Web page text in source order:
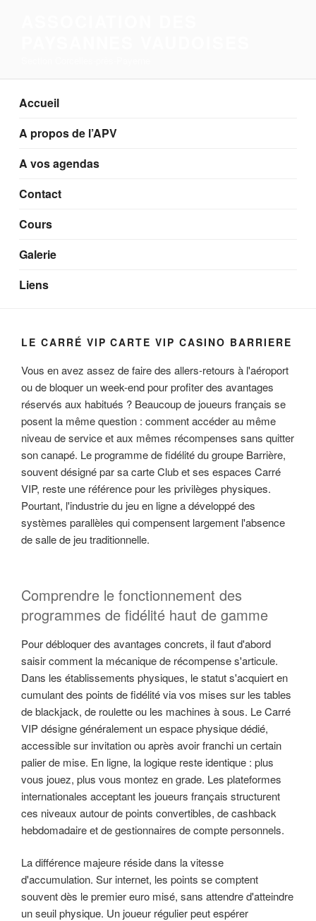
Accueil
A propos de l’APV
A vos agendas
Contact
Cours
Galerie
Liens
LE CARRÉ VIP CARTE VIP CASINO BARRIERE
Vous en avez assez de faire des allers-retours à l'aéroport
ou de bloquer un week-end pour profiter des avantages
réservés aux habitués ? Beaucoup de joueurs français se
posent la même question : comment accéder au même
niveau de service et aux mêmes récompenses sans quitter
son canapé. Le programme de fidélité du groupe Barrière,
souvent désigné par sa carte Club et ses espaces Carré
VIP, reste une référence pour les privilèges physiques.
Pourtant, l'industrie du jeu en ligne a développé des
systèmes parallèles qui compensent largement l'absence
de salle de jeu traditionnelle.
Comprendre le fonctionnement des
programmes de fidélité haut de gamme
Pour débloquer des avantages concrets, il faut d'abord
saisir comment la mécanique de récompense s'articule.
Dans les établissements physiques, le statut s'acquiert en
cumulant des points de fidélité via vos mises sur les tables
de blackjack, de roulette ou les machines à sous. Le Carré
VIP désigne généralement un espace physique dédié,
accessible sur invitation ou après avoir franchi un certain
palier de mise. En ligne, la logique reste identique : plus
vous jouez, plus vous montez en grade. Les plateformes
internationales acceptant les joueurs français structurent
ces niveaux autour de points convertibles, de cashback
hebdomadaire et de gestionnaires de compte personnels.
La différence majeure réside dans la vitesse
d'accumulation. Sur internet, les points se comptent
souvent dès le premier euro misé, sans attendre d'atteindre
un seuil physique. Un joueur régulier peut espérer